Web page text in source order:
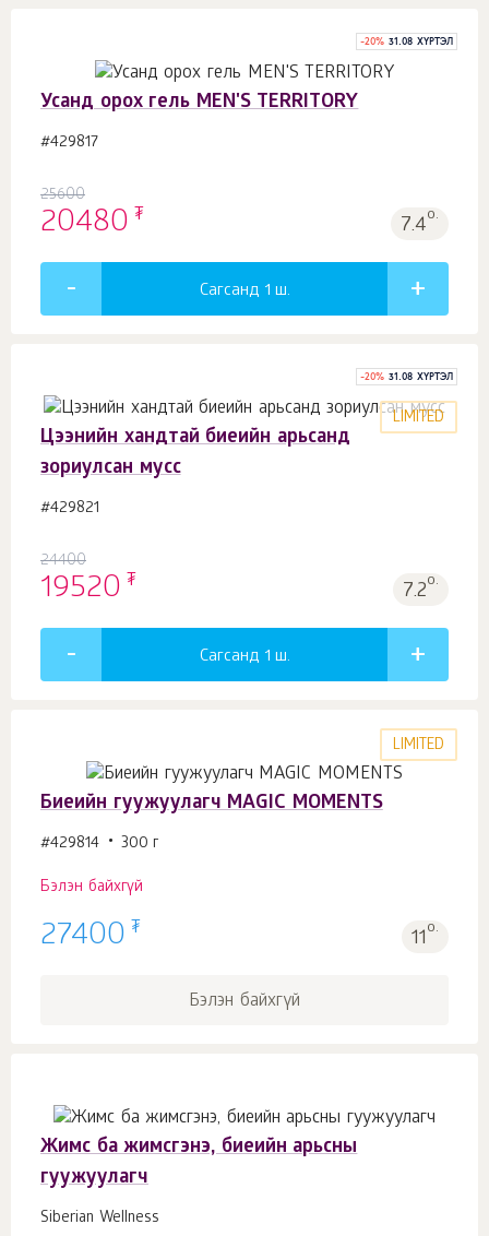
-20% 31.08 ХҮРТЭЛ
Усанд орох гель MEN'S TERRITORY
#429817
25600
20480 ₮ 7.4о.
Сагсанд 1 ш.
-20% 31.08 ХҮРТЭЛ
LIMITED
Цээнийн хандтай биеийн арьсанд
зориулсан мусс
#429821
24400
19520 ₮ 7.2о.
Сагсанд 1 ш.
LIMITED
Биеийн гуужуулагч MAGIC MOMENTS
#429814 300 г
Бэлэн байхгүй
27400 ₮ 11о.
Бэлэн байхгүй
Жимс ба жимсгэнэ, биеийн арьсны
гуужуулагч
Siberian Wellness